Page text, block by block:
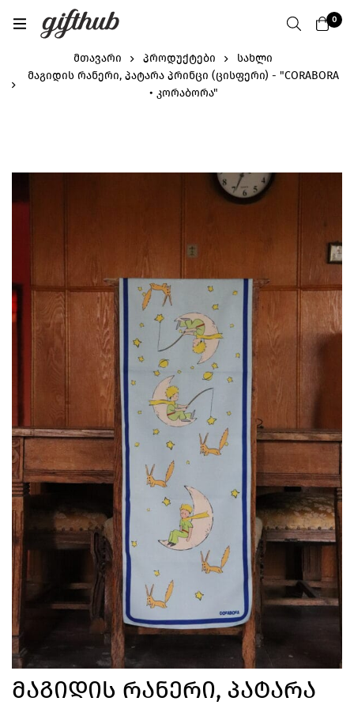
0
მთავარი პროდუქტები
სახლი
მაგიდის რანერი, პატარა პრინცი (ცისფერი) - "CORABORA
• კორაბორა"
Მაგიდის Რანერი, Პატარა